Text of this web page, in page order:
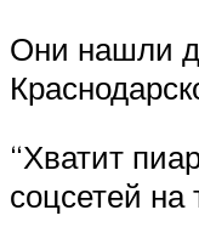
Они нашли
“Хватит
соцсетей